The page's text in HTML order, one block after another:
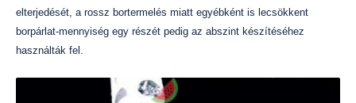
elterjedését, a rossz bortermelés miatt egyébként is lecsökkent
borpárlat-mennyiség egy részét pedig az abszint készítéséhez
használták fel.